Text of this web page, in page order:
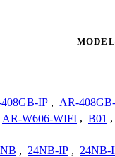
IP , AR-
AR-W606-WIFI , B01 ,
, 24NB-IP , 24NB-